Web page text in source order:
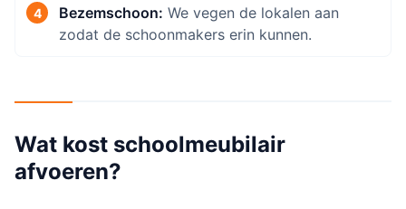
Bezemschoon: We vegen de lokalen aan
zodat de schoonmakers erin kunnen.
Wat kost schoolmeubilair
afvoeren?